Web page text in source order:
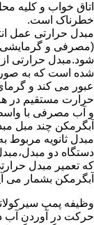
اتاق خواب و کلیه
خطرناک است.
مبدل حرارتی عمل
(مصرفی و
شود.مبدل حرارتی
شده است که به
عبور می کند و
حرارت مستقیم در
و آب مصرفی با
آبگرمکن چند مبل
مبدل ثانویه مربوط
دستگاه دو
که تعمیر مبدل
آبگرمکن بشمار می
وظیفه پمپ
حرکت در آوردن آب